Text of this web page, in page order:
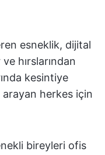
esneklik, dijital
hırslarından
kesintiye
herkes için
bireyleri ofis